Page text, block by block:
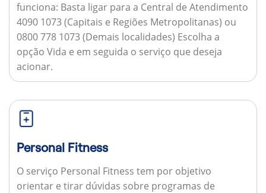
funciona: Basta ligar para a Central de Atendimento
4090 1073 (Capitais e Regiões Metropolitanas) ou
0800 778 1073 (Demais localidades) Escolha a
opção Vida e em seguida o serviço que deseja
acionar.
Personal Fitness
O serviço Personal Fitness tem por objetivo
orientar e tirar dúvidas sobre programas de